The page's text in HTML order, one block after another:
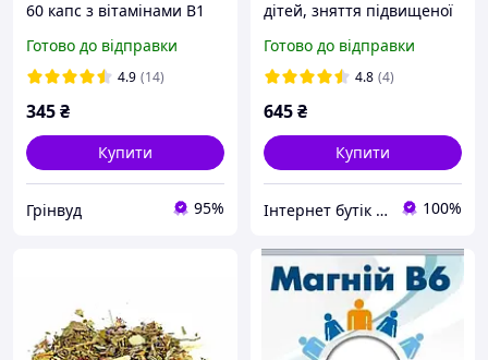
60 капс з вітамінами B1
нервової системи |
підтримка енергії та м
Готово до відправки
4.9 (14)
345₴
Купити
Грінвуд 95%
дітей, зняття підвищеної
нервозності Pediakid,
125мл
Готово до відправки
4.8 (4)
645₴
Купити
Iнтернет бутiк Organic Paradise 100%